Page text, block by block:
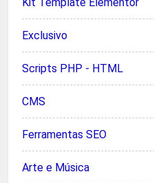
Exclusivo
Scripts PHP - HTML
CMS
Ferramentas SEO
Arte e Música